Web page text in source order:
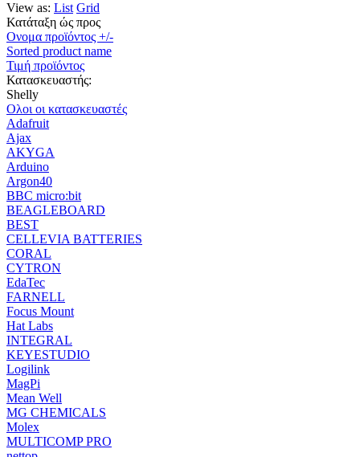
View as: List Grid
Κατάταξη ώς προς
Ονομα προϊόντος +/-
Sorted product name
Τιμή προϊόντος
Κατασκευαστής:
Shelly
Ολοι οι κατασκευαστές
Adafruit
Ajax
AKYGA
Arduino
Argon40
BBC micro:bit
BEAGLEBOARD
BEST
CELLEVIA BATTERIES
CORAL
CYTRON
EdaTec
FARNELL
Focus Mount
Hat Labs
INTEGRAL
KEYESTUDIO
Logilink
MagPi
Mean Well
MG CHEMICALS
Molex
MULTICOMP PRO